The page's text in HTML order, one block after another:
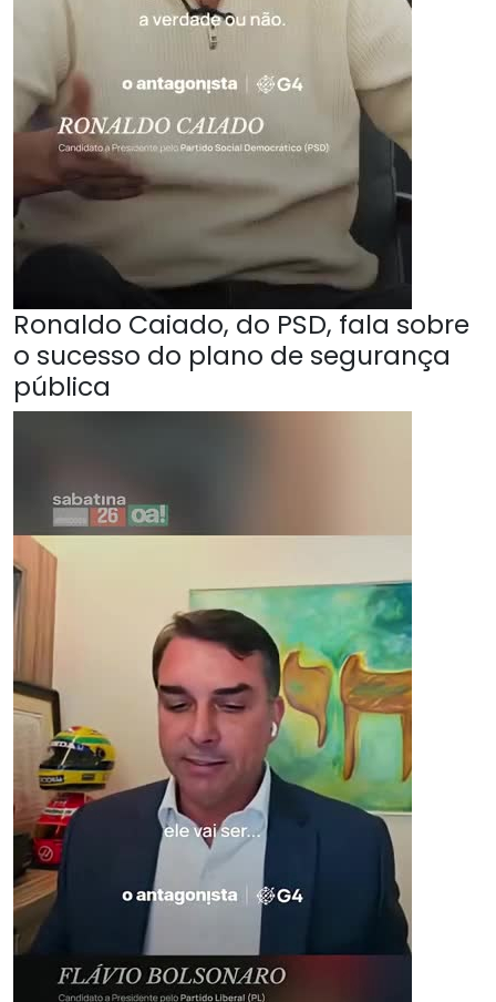
Ronaldo Caiado, do PSD, fala sobre
o sucesso do plano de segurança
pública